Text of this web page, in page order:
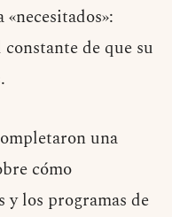
de que su
una
cómo
los programas de